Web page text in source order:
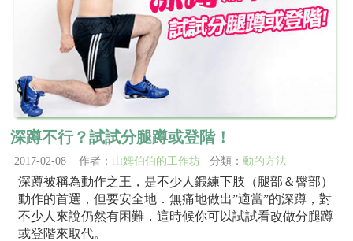
深蹲不行？試試分腿蹲或登階！
2017-02-08 作者： 山姆伯伯的工作坊 分類： 動的方法
深蹲被稱為動作之王，是不少人鍛練下肢（腿部＆臀部）
動作的首選，但要安全地．無痛地做出”適當”的深蹲，對
不少人來說仍然有困難，這時候你可以試試看改做分腿蹲
或登階來取代。